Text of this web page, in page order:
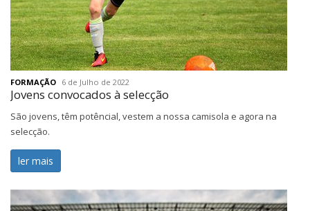
FORMAÇÃO 6 de Julho de 2022
Jovens convocados à selecção
São jovens, têm potêncial, vestem a nossa camisola e agora na
selecção.
ler mais